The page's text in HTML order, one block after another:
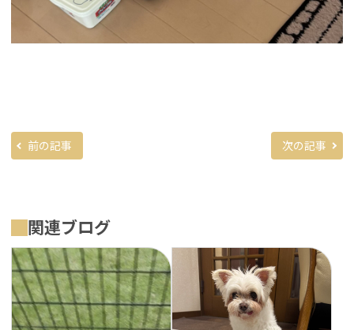
前の記事 次の記事
関連ブログ